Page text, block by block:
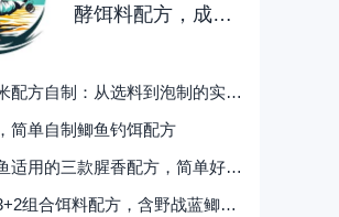
酵饵料配方，成本
钓鲫鱼酒米配方自制：从选料到泡制的实用指南
简单自制鲫鱼钓饵配方
春季钓鲫鱼适用的三款腥香配方，简单好用留鱼久
野钓鲫鱼3+2组合饵料配方，含野战蓝鲫、九一八等商品饵